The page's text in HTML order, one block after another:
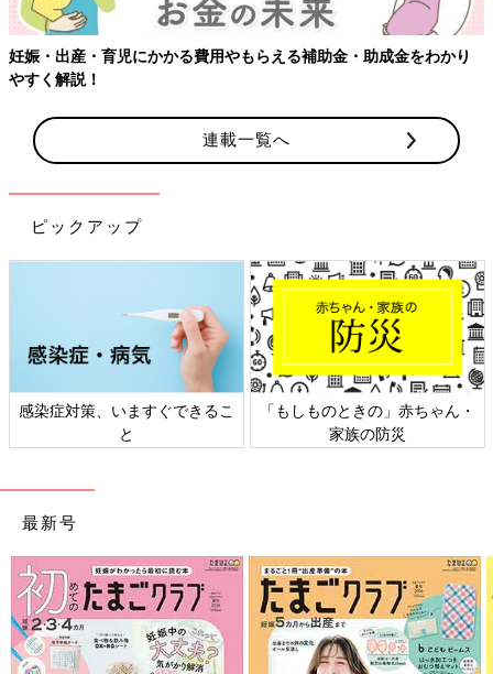
をわかり
連載一覧へ
ピックアップ
赤ちゃん・
日本外来小児科学会リーフレッ
六星占術 細木か
最新号